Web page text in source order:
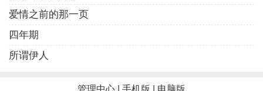
在撕扯的灵魂。如果说漂萍是宿命，那我也希望终究的
停靠是因为你。或许，坠入人间烟火也是宿命，终究要
爱情之前的那一页
四年期
所谓伊人
管理中心 手机版 电脑版